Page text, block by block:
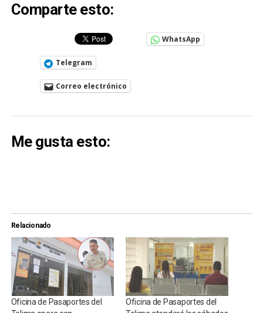
Comparte esto:
WhatsApp
Telegram
Correo electrónico
Me gusta esto:
Relacionado
Oficina de Pasaportes del
Oficina de Pasaportes del